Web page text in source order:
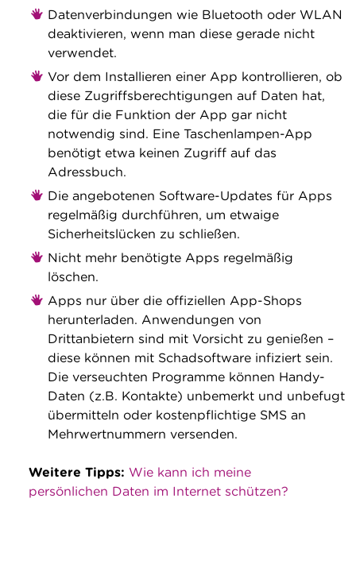
Datenverbindungen wie Bluetooth oder WLAN
deaktivieren, wenn man diese gerade nicht
verwendet.
Vor dem Installieren einer App kontrollieren, ob
diese Zugriffsberechtigungen auf Daten hat,
die für die Funktion der App gar nicht
notwendig sind. Eine Taschenlampen-App
benötigt etwa keinen Zugriff auf das
Adressbuch.
Die angebotenen Software-Updates für Apps
regelmäßig durchführen, um etwaige
Sicherheitslücken zu schließen.
Nicht mehr benötigte Apps regelmäßig
löschen.
Apps nur über die offiziellen App-Shops
herunterladen. Anwendungen von
Drittanbietern sind mit Vorsicht zu genießen –
diese können mit Schadsoftware infiziert sein.
Die verseuchten Programme können Handy-
Daten (z.B. Kontakte) unbemerkt und unbefugt
übermitteln oder kostenpflichtige SMS an
Mehrwertnummern versenden.
Weitere Tipps: Wie kann ich meine
persönlichen Daten im Internet schützen?